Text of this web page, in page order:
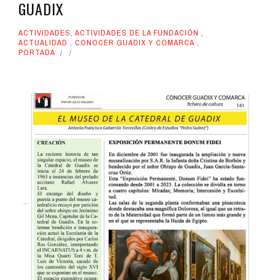
GUADIX
ACTIVIDADES, ACTIVIDADES DE LA FUNDACIÓN ,
ACTUALIDAD , CONOCER GUADIX Y COMARCA ,
PORTADA